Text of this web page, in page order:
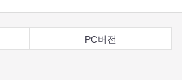
PC버전